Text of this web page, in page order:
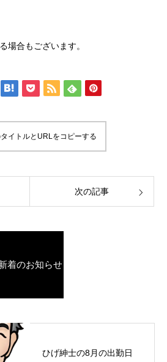
場合もございます。
イトルとURLをコピーする
次の記事
着のお知らせ
ひげ紳士の8月の出勤日